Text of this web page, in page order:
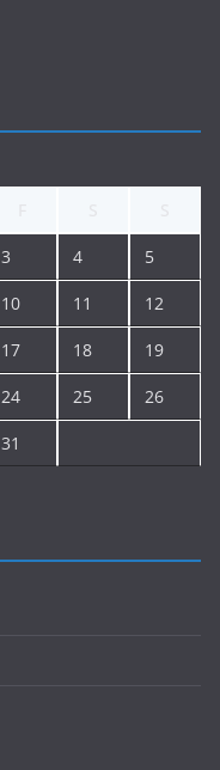
3 4 5
10 11 12
17 18 19
24 25 26
31